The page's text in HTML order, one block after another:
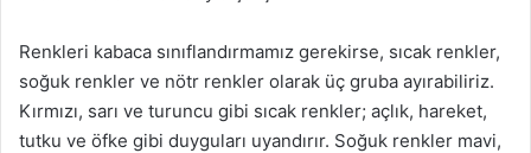
Renkleri kabaca sınıflandırmamız gerekirse, sıcak renkler,
soğuk renkler ve nötr renkler olarak üç gruba ayırabiliriz.
Kırmızı, sarı ve turuncu gibi sıcak renkler; açlık, hareket,
tutku ve öfke gibi duyguları uyandırır. Soğuk renkler mavi,